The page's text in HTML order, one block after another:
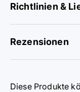
Richtlinien &
Rezensionen
Diese Produkte